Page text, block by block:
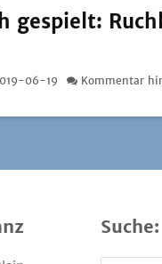
gespielt:
06-19 Kommentar
Suche: